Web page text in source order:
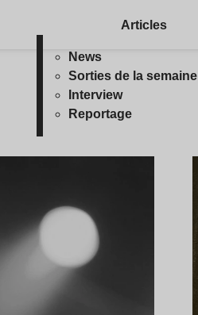
Articles
News
Sorties de la semaine
Interview
Reportage